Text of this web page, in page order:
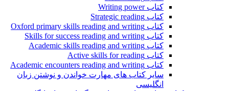
کتاب Writing power
کتاب Strategic reading
کتاب Oxford primary skills reading and writing
کتاب Skills for success reading and writing
کتاب Academic skills reading and writing
کتاب Active skills for reading
کتاب Academic encounters reading and writing
سایر کتاب های مهارت خواندن و نوشتن زبان
انگلیسی